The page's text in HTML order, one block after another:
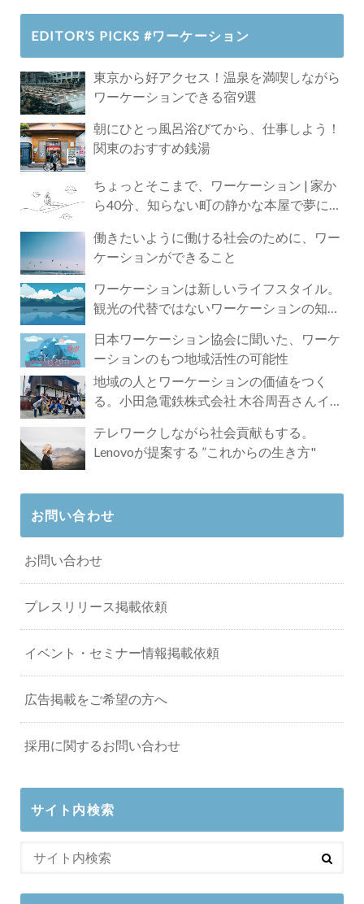
EDITOR’S PICKS #ワーケーション
東京から好アクセス！温泉を満喫しながら
ワーケーションできる宿9選
朝にひとっ風呂浴びてから、仕事しよう！
関東のおすすめ銭湯
ちょっとそこまで、ワーケーション | 家か
ら40分、知らない町の静かな本屋で夢に近
働きたいように働ける社会のために、ワー
ケーションができること
ワーケーションは新しいライフスタイル。
観光の代替ではないワーケーションの知ら
日本ワーケーション協会に聞いた、ワーケ
ーションのもつ地域活性の可能性
地域の人とワーケーションの価値をつく
る。小田急電鉄株式会社 木谷周吾さんイン
テレワークしながら社会貢献もする。
Lenovoが提案する ”これからの生き方"
お問い合わせ
お問い合わせ
プレスリリース掲載依頼
イベント・セミナー情報掲載依頼
広告掲載をご希望の方へ
採用に関するお問い合わせ
サイト内検索